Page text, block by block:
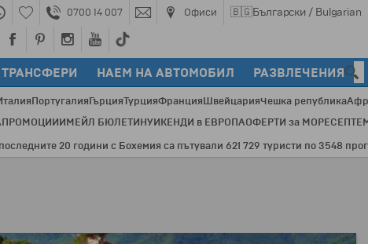
0700 14 007 Офиси 🇧🇬Български / Bulgarian
ТРАНСФЕРИ НАЕМ НА АВТОМОБИЛ РАЗВЛЕЧЕНИЯ
ПортугалияГърцияТурцияФранцияШвейцарияЧешка република
ПРОМОЦИИИМЕЙЛ БЮЛЕТИНУИКЕНДИ в ЕВРОПАОФЕРТИ за МОРЕ
20 години с Бохемия са пътували 621 729 туристи по 3548